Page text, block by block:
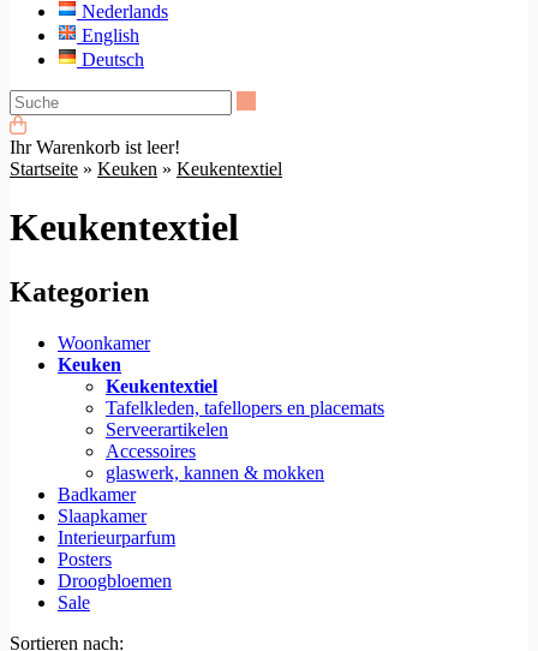
Nederlands
English
Deutsch
Ihr Warenkorb ist leer!
Startseite » Keuken » Keukentextiel
Keukentextiel
Kategorien
Woonkamer
Keuken
Keukentextiel
Tafelkleden, tafellopers en placemats
Serveerartikelen
Accessoires
glaswerk, kannen & mokken
Badkamer
Slaapkamer
Interieurparfum
Posters
Droogbloemen
Sale
Sortieren nach: